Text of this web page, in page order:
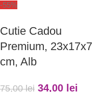
-55%
Cutie Cadou
Premium, 23x17x7
cm, Alb
75,00lei 34,00 lei